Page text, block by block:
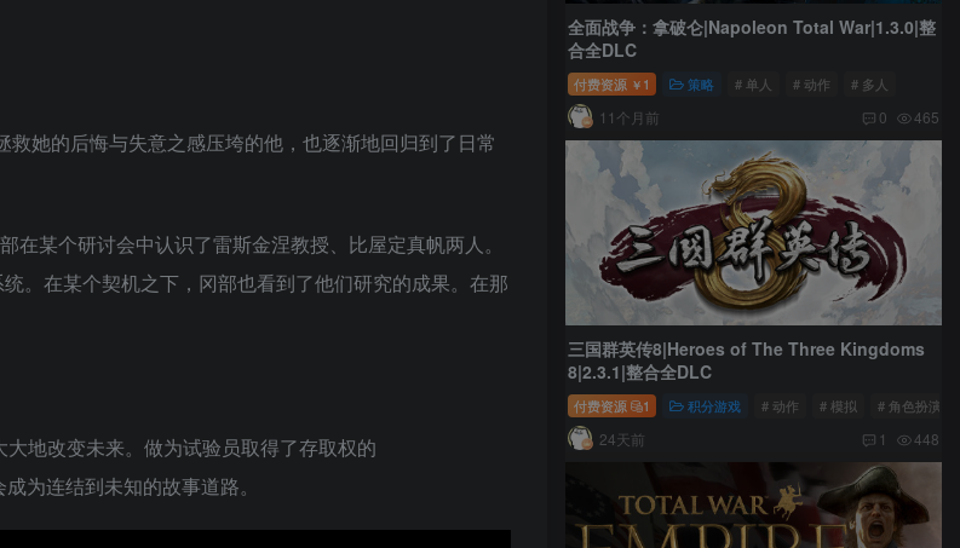
她的后悔与失意之感压垮的他，也逐渐地回归到了日常
某个研讨会中认识了雷斯金涅教授、比屋定真帆两人。
。在某个契机之下，冈部也看到了他们研究的成果。在那
地改变未来。做为试验员取得了存取权的
为连结到未知的故事道路。
全面战争：拿破仑|Napoleon Total War|1.3.0|整
合全DLC
付费资源 ￥ 1 策略 # 单人 # 动作 # 多人
11个月前 0 465
三国群英传8|Heroes of The Three Kingdoms
8|2.3.1|整合全DLC
付费资源 1 积分游戏 # 动作 # 模拟 # 角色扮演
24天前 1 448